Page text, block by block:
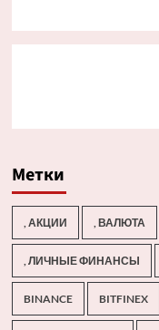
Метки
, АКЦИИ , ВАЛЮТА
, ЛИЧНЫЕ ФИНАНСЫ
BINANCE BITFINEX